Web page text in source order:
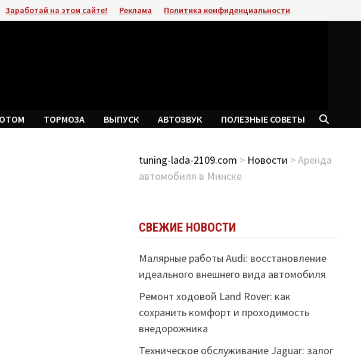
Заработай на этом сайте! Реклама Политика конфиденциальности
ТОРМОЗА ВЫПУСК АВТОЗВУК ПОЛЕЗНЫЕ СОВЕТЫ
tuning-lada-2109.com > Новости > Аренда
автомобиля в Минске
СВЕЖИЕ НОВОСТИ
Малярные работы Audi: восстановление
идеального внешнего вида автомобиля
Ремонт ходовой Land Rover: как
сохранить комфорт и проходимость
внедорожника
Техническое обслуживание Jaguar: залог